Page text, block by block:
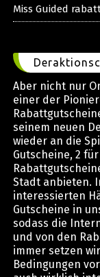
Miss Guided
Aber nicht nur
einer der
seinem neuen
wieder an die
Gutscheine, 2
Stadt anbieten.
interessierten
Gutscheine in
sodass die
und von den
immer setzen
Bedingungen